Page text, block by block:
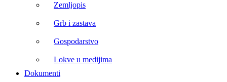
Zemljopis
Grb i zastava
Gospodarstvo
Lokve u medijima
Dokumenti